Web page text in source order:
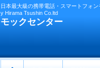
日本最大級の携帯電話・スマートフ
y Hirama Tsushin Co.ltd
モックセンター